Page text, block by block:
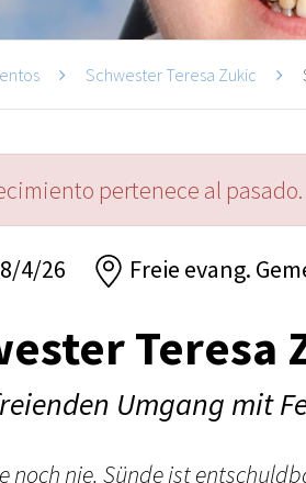
Schwester Teresa Zukic
pertenece al pasado.
4/26 Freie evang.
Teresa
Umgang mit
noch nie. Sünde ist